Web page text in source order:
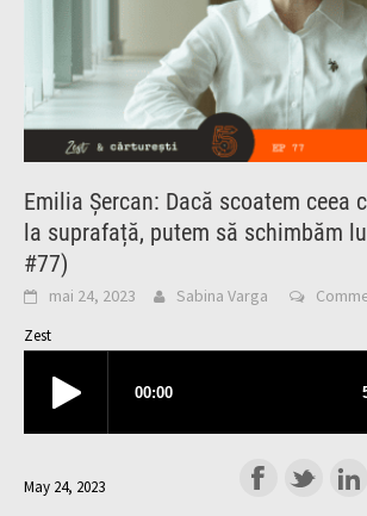
Emilia Șercan: Dacă scoatem ceea
la suprafață, putem să schimbăm
#77)
mai 24, 2023 Sabina Varga
Zest
May 24, 2023